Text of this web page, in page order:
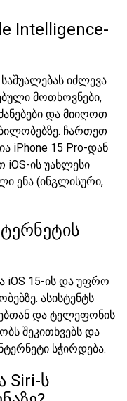
Intelligence-
იძლევა
მოთხოვნები,
და მიიღოთ
ჩართეთ
iPhone 15 Pro-დან
iOS-ის უახლესი
ენა (ინგლისური,
iOS 15-ის და უფრო
ასისტენტს
და ტელეფონის
შეკითხვებს და
სჭირდება.
Siri-ს